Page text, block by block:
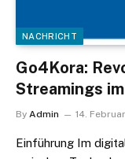
NACHRICHT
Go4Kora:
Streamings
By Admin 14.
Einführung Im